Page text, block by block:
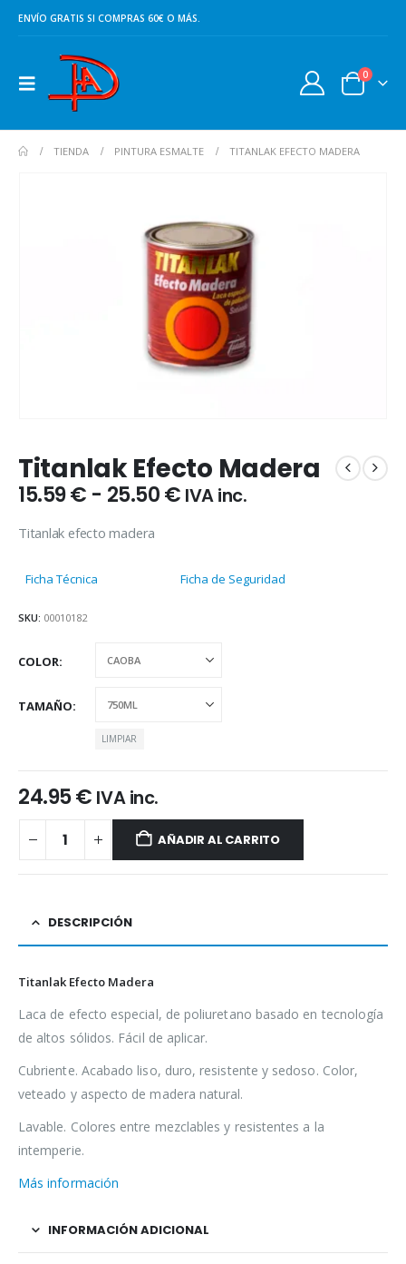
ENVÍO GRATIS SI COMPRAS 60€ O MÁS.
0
TIENDA PINTURA ESMALTE TITANLAK EFECTO MADERA
Titanlak Efecto Madera
15.59€ - 25.50€Rango
15.59 €
IVA inc.
Titanlak efecto madera
Ficha Técnica Ficha de Seguridad
SKU: 00010182
COLOR
TAMAÑO
LIMPIAR
24.95€ IVA inc.
AÑADIR AL CARRITO
DESCRIPCIÓN
Titanlak Efecto Madera
Laca de efecto especial, de poliuretano basado en tecnología
de altos sólidos. Fácil de aplicar.
Cubriente. Acabado liso, duro, resistente y sedoso. Color,
veteado y aspecto de madera natural.
Lavable. Colores entre mezclables y resistentes a la
intemperie.
Más información
INFORMACIÓN ADICIONAL